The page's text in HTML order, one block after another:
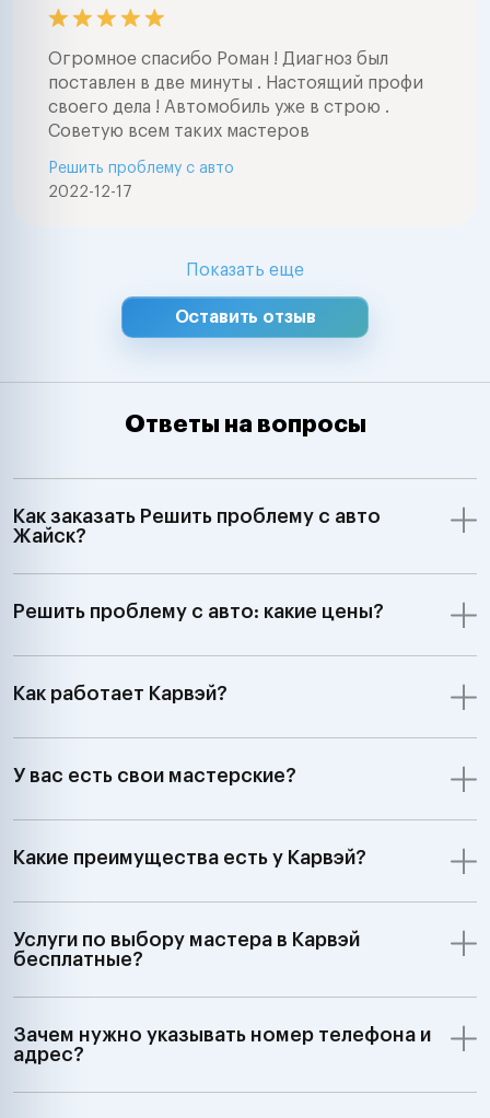
Огромное спасибо Роман ! Диагноз был
поставлен в две минуты . Настоящий профи
своего дела ! Автомобиль уже в строю .
Советую всем таких мастеров
2022-12-17
Решить проблему с авто
Показать еще
Оставить отзыв
Ответы на вопросы
Как заказать Решить проблему с авто
Жайск?
Решить проблему с авто: какие цены?
Как работает Карвэй?
У вас есть свои мастерские?
Какие преимущества есть у Карвэй?
Услуги по выбору мастера в Карвэй
бесплатные?
Зачем нужно указывать номер телефона и
адрес?